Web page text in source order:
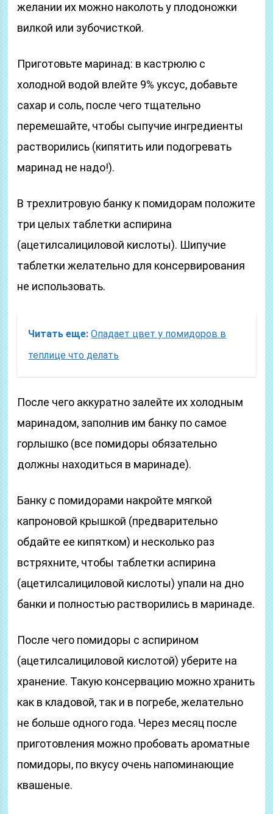
желании их можно наколоть у плодоножки
вилкой или зубочисткой.
Приготовьте маринад: в кастрюлю с
холодной водой влейте 9% уксус, добавьте
сахар и соль, после чего тщательно
перемешайте, чтобы сыпучие ингредиенты
растворились (кипятить или подогревать
маринад не надо!).
В трехлитровую банку к помидорам положите
три целых таблетки аспирина
(ацетилсалициловой кислоты). Шипучие
таблетки желательно для консервирования
не использовать.
Читать еще: Опадает цвет у помидоров в
теплице что делать
После чего аккуратно залейте их холодным
маринадом, заполнив им банку по самое
горлышко (все помидоры обязательно
должны находиться в маринаде).
Банку с помидорами накройте мягкой
капроновой крышкой (предварительно
обдайте ее кипятком) и несколько раз
встряхните, чтобы таблетки аспирина
(ацетилсалициловой кислоты) упали на дно
банки и полностью растворились в маринаде.
После чего помидоры с аспирином
(ацетилсалициловой кислотой) уберите на
хранение. Такую консервацию можно хранить
как в кладовой, так и в погребе, желательно
не больше одного года. Через месяц после
приготовления можно пробовать ароматные
помидоры, по вкусу очень напоминающие
квашеные.